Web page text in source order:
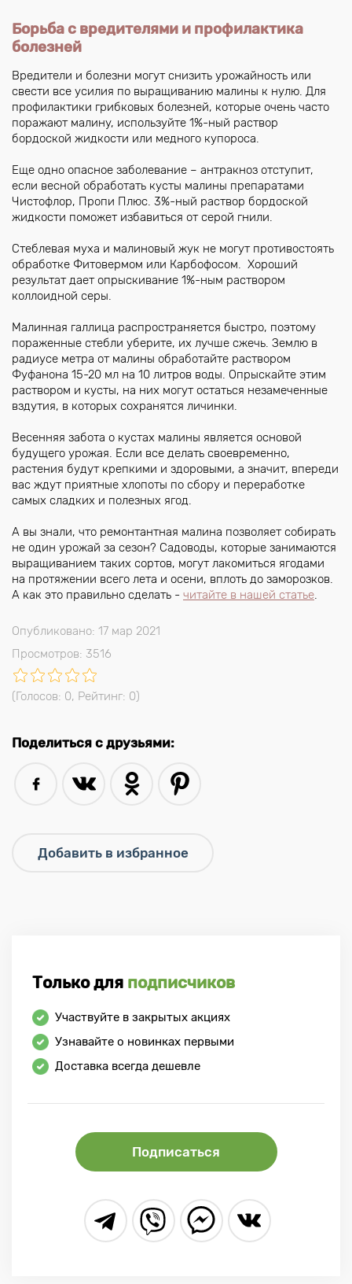
Борьба с вредителями и профилактика
болезней
Вредители и болезни могут снизить урожайность или
свести все усилия по выращиванию малины к нулю. Для
профилактики грибковых болезней, которые очень часто
поражают малину, используйте 1%-ный раствор
бордоской жидкости или медного купороса.
Еще одно опасное заболевание – антракноз отступит,
если весной обработать кусты малины препаратами
Чистофлор, Пропи Плюс. 3%-ный раствор бордоской
жидкости поможет избавиться от серой гнили.
Стеблевая муха и малиновый жук не могут противостоять
обработке Фитовермом или Карбофосом. Хороший
результат дает опрыскивание 1%-ным раствором
коллоидной серы.
Малинная галлица распространяется быстро, поэтому
пораженные стебли уберите, их лучше сжечь. Землю в
радиусе метра от малины обработайте раствором
Фуфанона 15-20 мл на 10 литров воды. Опрыскайте этим
раствором и кусты, на них могут остаться незамеченные
вздутия, в которых сохранятся личинки.
Весенняя забота о кустах малины является основой
будущего урожая. Если все делать своевременно,
растения будут крепкими и здоровыми, а значит, впереди
вас ждут приятные хлопоты по сбору и переработке
самых сладких и полезных ягод.
А вы знали, что ремонтантная малина позволяет собирать
не один урожай за сезон? Садоводы, которые занимаются
выращиванием таких сортов, могут лакомиться ягодами
на протяжении всего лета и осени, вплоть до заморозков.
А как это правильно сделать - читайте в нашей статье.
Опубликовано: 17 мар 2021
Просмотров: 3516
(Голосов: 0, Рейтинг: 0)
Поделиться с друзьями:
Только для подписчиков
Участвуйте в закрытых акциях
Узнавайте о новинках первыми
Доставка всегда дешевле
Подписаться